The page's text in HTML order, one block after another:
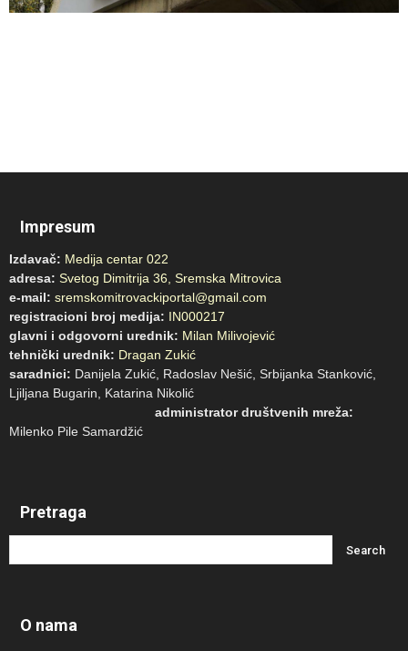
Impresum
Izdavač: Medija centar 022
adresa: Svetog Dimitrija 36, Sremska Mitrovica
e-mail: sremskomitrovackiportal@gmail.com
registracioni broj medija: IN000217
glavni i odgovorni urednik: Milan Milivojević
tehnički urednik: Dragan Zukić
saradnici: Danijela Zukić, Radoslav Nešić, Srbijanka Stanković,
Ljiljana Bugarin, Katarina Nikolić
administrator društvenih mreža:
Milenko Pile Samardžić
Pretraga
O nama